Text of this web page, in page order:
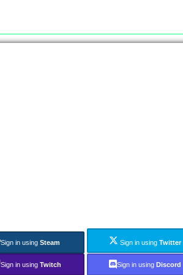
Sign in using Steam Sign in using Twitter
Sign in using Twitch Sign in using Discord